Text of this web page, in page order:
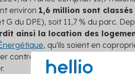
environ 1,6 million sont
du DPE), soit 11,7 % du parc.
ainsi la location des
, qu'ils soient en
contre les passoires thermiques